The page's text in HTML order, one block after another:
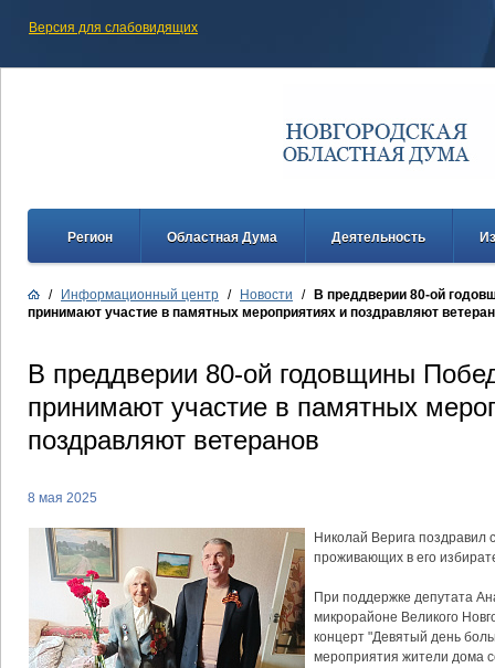
Версия для слабовидящих
Регион Областная Дума Деятельность
/ Информационный центр / Новости /
В преддверии 80-ой
принимают участие в памятных мероприятиях и поздравляют
В преддверии 80-ой годовщины
принимают участие в памятных
поздравляют ветеранов
8 мая 2025
Николай Верига
проживающих в его
При поддержке депутата
микрорайоне Великого
концерт "Девятый день
мероприятия жители дома